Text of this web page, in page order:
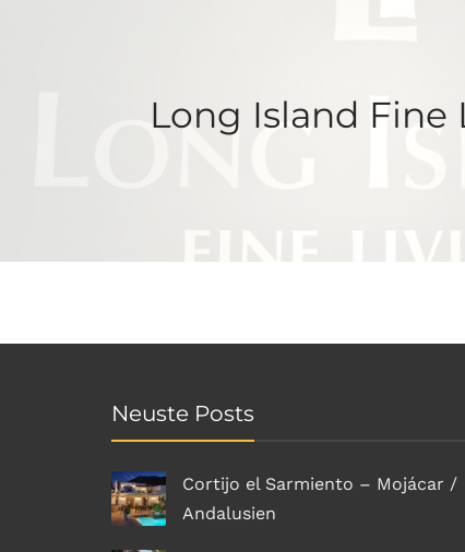
Long Island Fine
Neuste Posts
Cortijo el Sarmiento – Mojácar /
Andalusien